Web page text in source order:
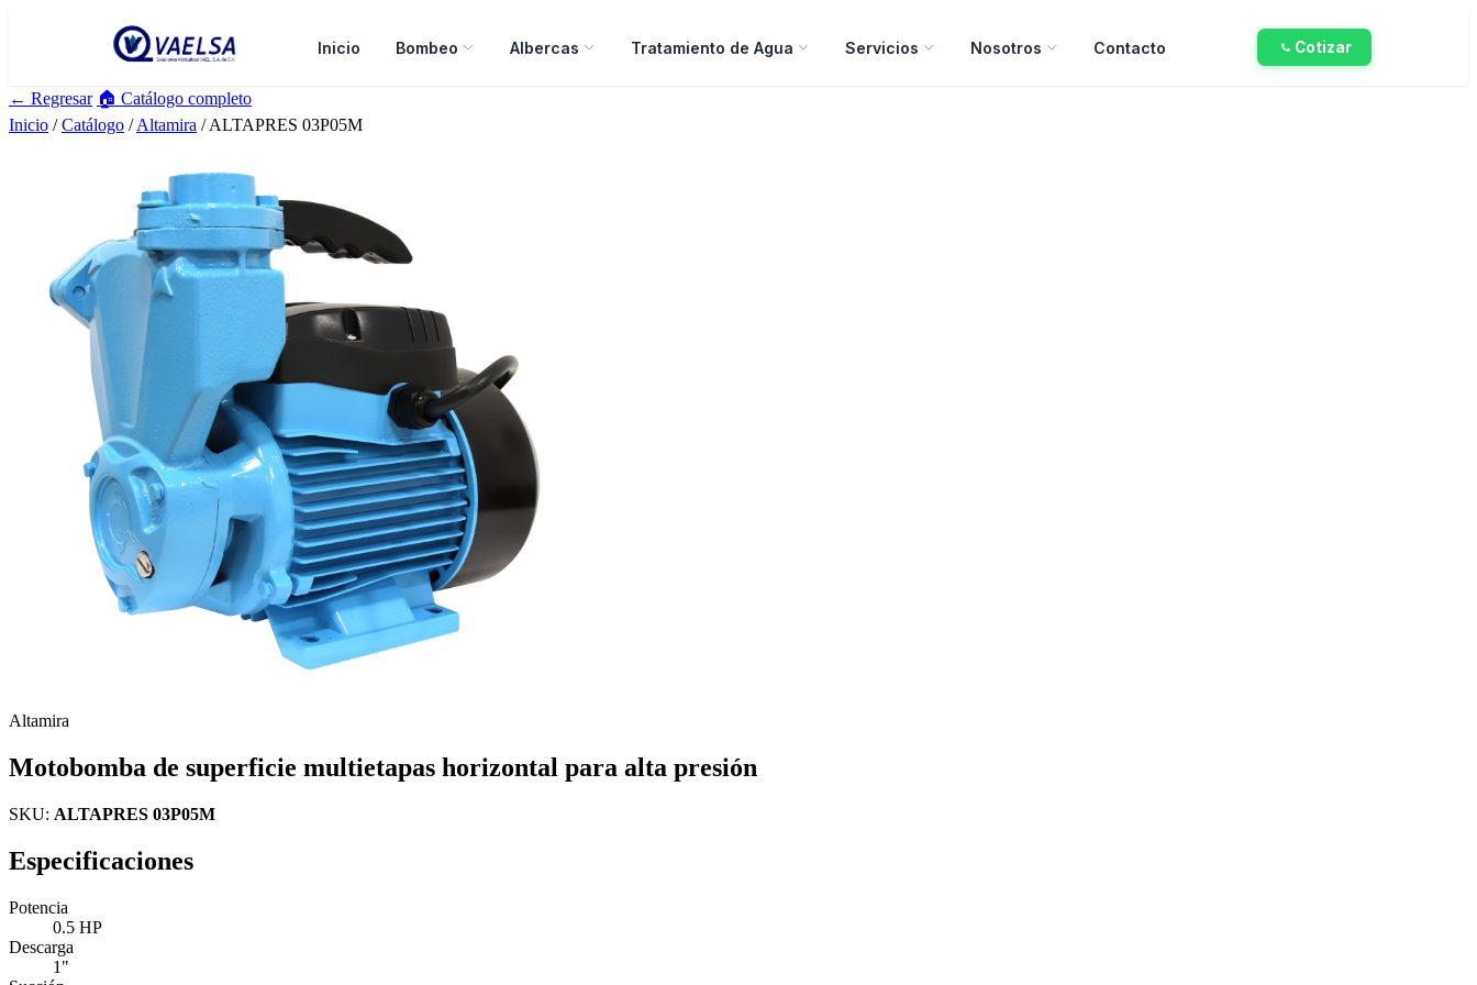
Inicio Bombeo Albercas Tratamiento de Agua Servicios Nosotros Contacto Cotizar
← Regresar 🏠 Catálogo completo
Inicio /Catálogo /Altamira / ALTAPRES 03P05M
Altamira
Motobomba de superficie multietapas horizontal para alta presión
SKU: ALTAPRES 03P05M
Especificaciones
Potencia
0.5 HP
Descarga
1"